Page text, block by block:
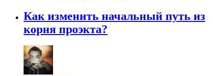
Как изменить начальный путь из
корня проэкта?